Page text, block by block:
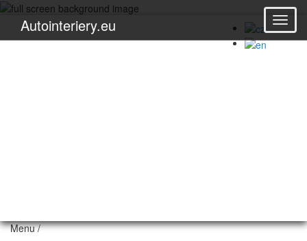
+(420) 608 983 030
jemamoto@email.cz
Autointeriery.eu
Menu /